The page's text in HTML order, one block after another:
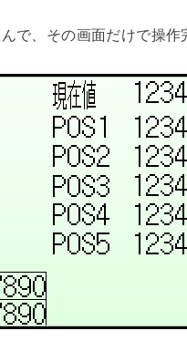
で、その画面だけで操